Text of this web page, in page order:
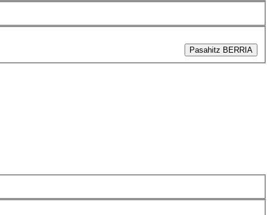
Pasahitz BERRIA